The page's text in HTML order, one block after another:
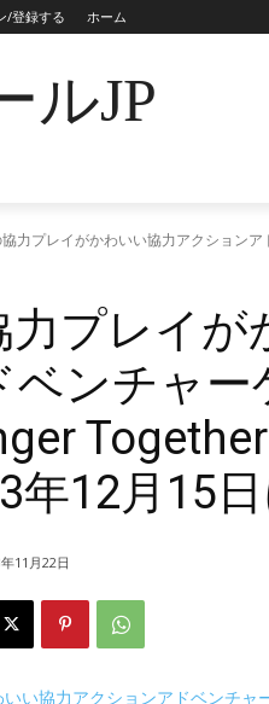
/登録する ホーム
ルJP
力プレイがかわいい協力アクション
プレイが
ベンチャー
年12月15日
11月22日